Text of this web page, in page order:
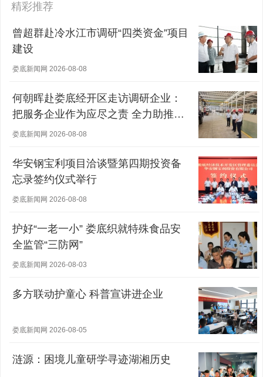
精彩推荐
曾超群赴冷水江市调研“四类资金”项目
建设
娄底新闻网 2026-08-08
何朝晖赴娄底经开区走访调研企业：
把服务企业作为应尽之责 全力助推经
营主体稳健发展
娄底新闻网 2026-08-08
华安钢宝利项目洽谈暨第四期投资备
忘录签约仪式举行
娄底新闻网 2026-08-08
护好“一老一小” 娄底织就特殊食品安
全监管“三防网”
娄底新闻网 2026-08-03
多方联动护童心 科普宣讲进企业
娄底新闻网 2026-08-05
涟源：困境儿童研学寻迹湖湘历史